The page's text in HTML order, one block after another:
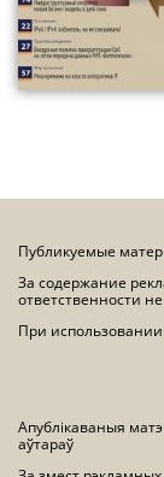
Публикуемые
За содержание
ответственности
При
Апублікаваныя
аўтараў